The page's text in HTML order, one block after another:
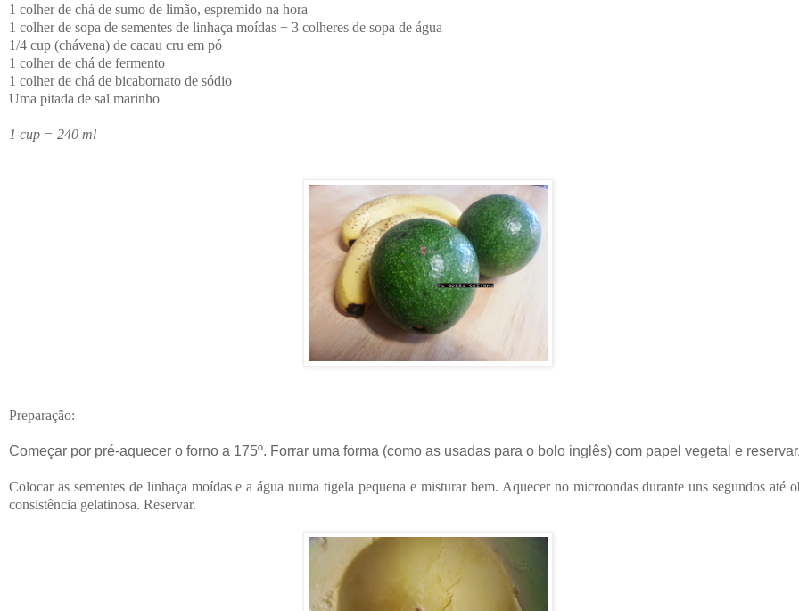
1 colher de chá de sumo de limão, espremido na hora
1 colher de sopa de sementes de linhaça moídas + 3 colheres de sopa de água
1/4 cup (chávena) de cacau cru em pó
1 colher de chá de fermento
1 colher de chá de bicabornato de sódio
Uma pitada de sal marinho
1 cup = 240 ml
Preparação:
Começar por pré-aquecer o forno a 175º. Forrar uma forma (como as usadas para o bolo inglês) com papel vegetal e
Colocar as sementes de linhaça moídas e a água numa tigela pequena e misturar bem. Aquecer no microondas durante uns segundos até
consistência gelatinosa. Reservar.